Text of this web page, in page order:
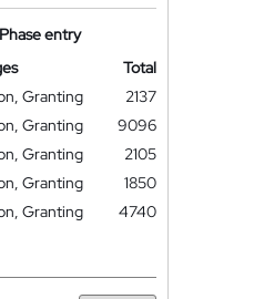
entry
Total
Granting
2137
Granting
9096
Granting
2105
Granting
1850
Granting
4740